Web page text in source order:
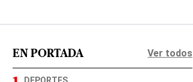
EN PORTADA Ver todos
DEPORTES